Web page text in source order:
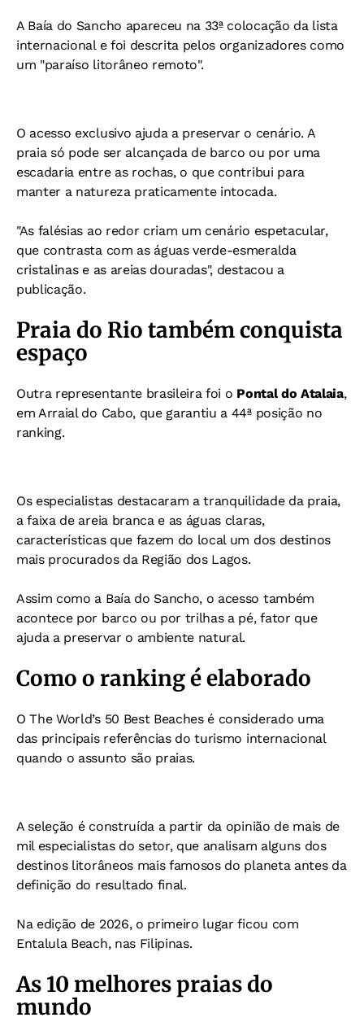
A Baía do Sancho apareceu na 33ª colocação da lista
internacional e foi descrita pelos organizadores como
um "paraíso litorâneo remoto".
O acesso exclusivo ajuda a preservar o cenário. A
praia só pode ser alcançada de barco ou por uma
escadaria entre as rochas, o que contribui para
manter a natureza praticamente intocada.
"As falésias ao redor criam um cenário espetacular,
que contrasta com as águas verde-esmeralda
cristalinas e as areias douradas", destacou a
publicação.
Praia do Rio também conquista
espaço
Outra representante brasileira foi o Pontal do Atalaia,
em Arraial do Cabo, que garantiu a 44ª posição no
ranking.
Os especialistas destacaram a tranquilidade da praia,
a faixa de areia branca e as águas claras,
características que fazem do local um dos destinos
mais procurados da Região dos Lagos.
Assim como a Baía do Sancho, o acesso também
acontece por barco ou por trilhas a pé, fator que
ajuda a preservar o ambiente natural.
Como o ranking é elaborado
O The World’s 50 Best Beaches é considerado uma
das principais referências do turismo internacional
quando o assunto são praias.
A seleção é construída a partir da opinião de mais de
mil especialistas do setor, que analisam alguns dos
destinos litorâneos mais famosos do planeta antes da
definição do resultado final.
Na edição de 2026, o primeiro lugar ficou com
Entalula Beach, nas Filipinas.
As 10 melhores praias do
mundo